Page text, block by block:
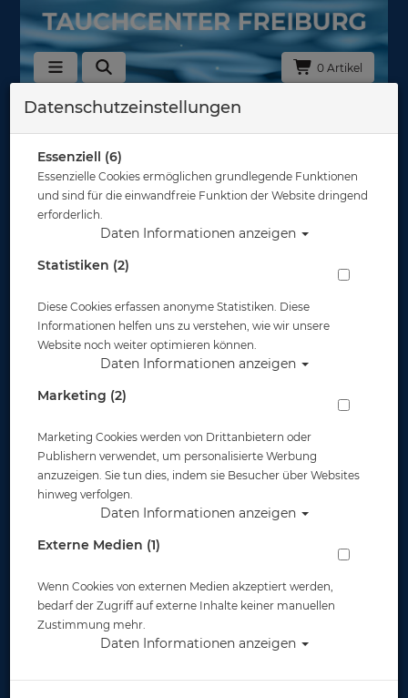
0 Artikel
Mares Aktionsangebote
Sortierung :
Mares Avanti HC Pro
ab 89,95 €
Datenschutzeinstellungen
Essenziell (6)
Essenzielle Cookies ermöglichen grundlegende Funktionen
und sind für die einwandfreie Funktion der Website dringend
erforderlich.
Daten Informationen anzeigen
Statistiken (2)
Diese Cookies erfassen anonyme Statistiken. Diese
Informationen helfen uns zu verstehen, wie wir unsere
Website noch weiter optimieren können.
Daten Informationen anzeigen
Marketing (2)
Marketing Cookies werden von Drittanbietern oder
Publishern verwendet, um personalisierte Werbung
anzuzeigen. Sie tun dies, indem sie Besucher über Websites
hinweg verfolgen.
Daten Informationen anzeigen
Externe Medien (1)
Wenn Cookies von externen Medien akzeptiert werden,
bedarf der Zugriff auf externe Inhalte keiner manuellen
Zustimmung mehr.
Daten Informationen anzeigen